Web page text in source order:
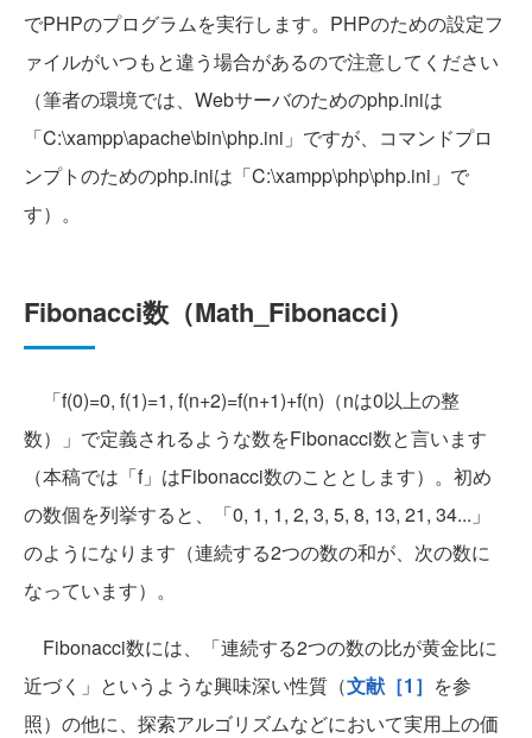
でPHPのプログラムを実行します。PHPのための設定フ
ァイルがいつもと違う場合があるので注意してください
（筆者の環境では、Webサーバのためのphp.iniは
「C:\xampp\apache\bin\php.ini」ですが、コマンドプロ
ンプトのためのphp.iniは「C:\xampp\php\php.ini」で
す）。
Fibonacci数（Math_Fibonacci）
「f(0)=0, f(1)=1, f(n+2)=f(n+1)+f(n)（nは0以上の整
数）」で定義されるような数をFibonacci数と言います
（本稿では「f」はFibonacci数のこととします）。初め
の数個を列挙すると、「0, 1, 1, 2, 3, 5, 8, 13, 21, 34...」
のようになります（連続する2つの数の和が、次の数に
なっています）。
Fibonacci数には、「連続する2つの数の比が黄金比に
近づく」というような興味深い性質（文献［1］ を参
照）の他に、探索アルゴリズムなどにおいて実用上の価